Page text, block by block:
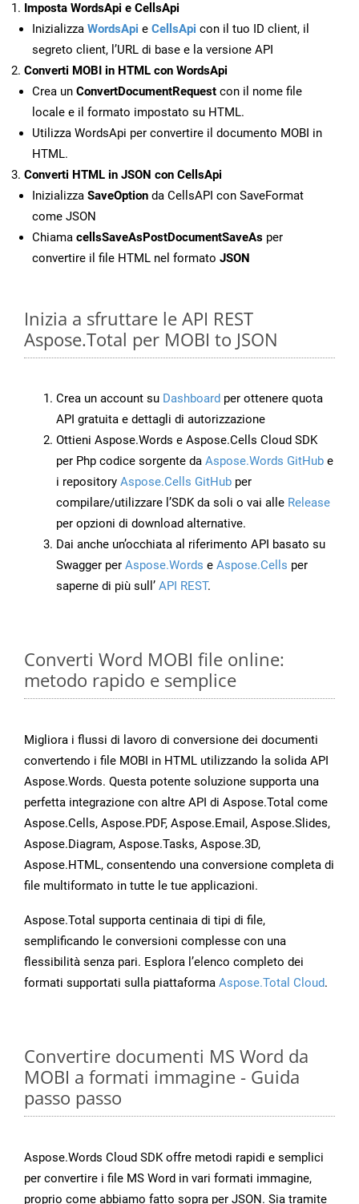
Imposta WordsApi e CellsApi
Inizializza WordsApi e CellsApi con il tuo ID client, il
segreto client, l’URL di base e la versione API
Converti MOBI in HTML con WordsApi
Crea un ConvertDocumentRequest con il nome file
locale e il formato impostato su HTML.
Utilizza WordsApi per convertire il documento MOBI in
HTML.
Converti HTML in JSON con CellsApi
Inizializza SaveOption da CellsAPI con SaveFormat
come JSON
Chiama cellsSaveAsPostDocumentSaveAs per
convertire il file HTML nel formato JSON
Inizia a sfruttare le API REST
Aspose.Total per MOBI to JSON
Crea un account su Dashboard per ottenere quota
API gratuita e dettagli di autorizzazione
Ottieni Aspose.Words e Aspose.Cells Cloud SDK
per Php codice sorgente da Aspose.Words GitHub e
i repository Aspose.Cells GitHub per
compilare/utilizzare l’SDK da soli o vai alle Release
per opzioni di download alternative.
Dai anche un’occhiata al riferimento API basato su
Swagger per Aspose.Words e Aspose.Cells per
saperne di più sull’ API REST.
Converti Word MOBI file online:
metodo rapido e semplice
Migliora i flussi di lavoro di conversione dei documenti
convertendo i file MOBI in HTML utilizzando la solida API
Aspose.Words. Questa potente soluzione supporta una
perfetta integrazione con altre API di Aspose.Total come
Aspose.Cells, Aspose.PDF, Aspose.Email, Aspose.Slides,
Aspose.Diagram, Aspose.Tasks, Aspose.3D,
Aspose.HTML, consentendo una conversione completa di
file multiformato in tutte le tue applicazioni.
Aspose.Total supporta centinaia di tipi di file,
semplificando le conversioni complesse con una
flessibilità senza pari. Esplora l’elenco completo dei
formati supportati sulla piattaforma Aspose.Total Cloud.
Convertire documenti MS Word da
MOBI a formati immagine - Guida
passo passo
Aspose.Words Cloud SDK offre metodi rapidi e semplici
per convertire i file MS Word in vari formati immagine,
proprio come abbiamo fatto sopra per JSON. Sia tramite